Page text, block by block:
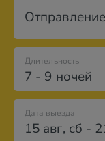
Отправление
7 - 9 ночей
Длительность
Дата выезда
15 авг, сб -